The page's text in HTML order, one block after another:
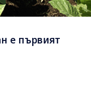
е първият